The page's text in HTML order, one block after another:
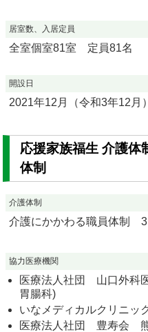
居室数、入居定員
全室個室81室 定員81名
開設日
2021年12月（令和3年12月）
応援家族福生 介護体
体制
介護体制
介護にかかわる職員体制 3
協力医療機関
医療法人社団 山口外科
胃腸科)
いなメディカルクリニッ
医療法人社団 豊寿会